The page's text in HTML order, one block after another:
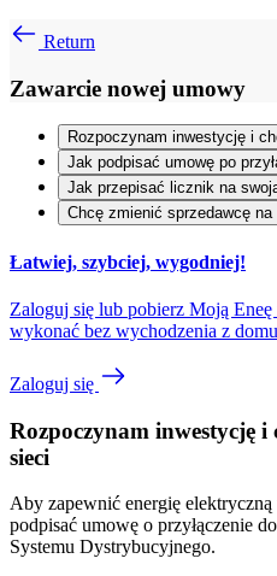
Return
Zawarcie nowej umowy
Rozpoczynam inwestycję i
Jak podpisać umowę po
Jak przepisać licznik na
Chcę zmienić sprzedawcę na
Łatwiej, szybciej, wygodniej!
Zaloguj się lub pobierz Moją
wykonać bez wychodzenia z domu
Zaloguj się
Rozpoczynam inwestycję i
sieci
Aby zapewnić energię
podpisać umowę o przyłączenie
Systemu Dystrybucyjnego.